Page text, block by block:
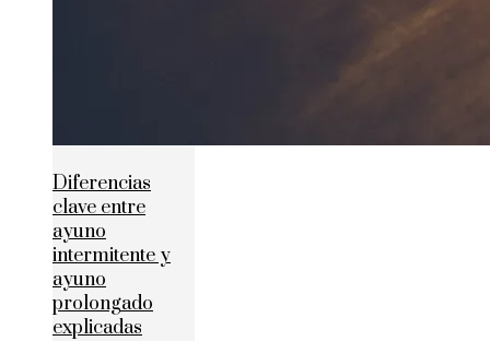
Diferencias
clave entre
ayuno
intermitente y
ayuno
prolongado
explicadas